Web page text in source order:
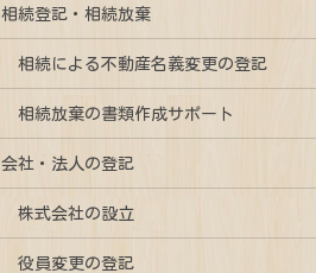
相続登記・相続放棄
相続による不動産名義変更の登記
相続放棄の書類作成サポート
会社・法人の登記
株式会社の設立
役員変更の登記